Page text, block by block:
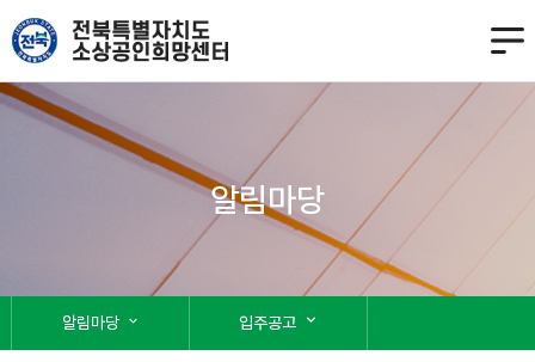
알림마당
알림마당 expand_more 입주공고 expand_more